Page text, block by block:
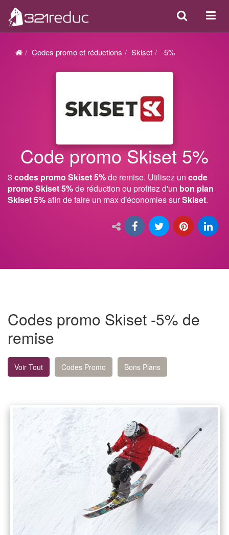
ou
Search
Codes promo et réductions Skiset -5%
Code promo Skiset 5%
3 codes promo Skiset 5%de remise. Utilisez un code
promo Skiset 5%de réduction ou profitez d'un bon plan
Skiset 5%afin de faire un max d'économies surSkiset.
Codes promo Skiset -5% de
remise
Voir Tout Codes Promo Bons Plans